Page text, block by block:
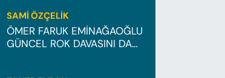
SAMI ÖZÇELIK
ÖMER FARUK EMİNAĞAOĞLU
GÜNCEL ROK DAVASINI DA